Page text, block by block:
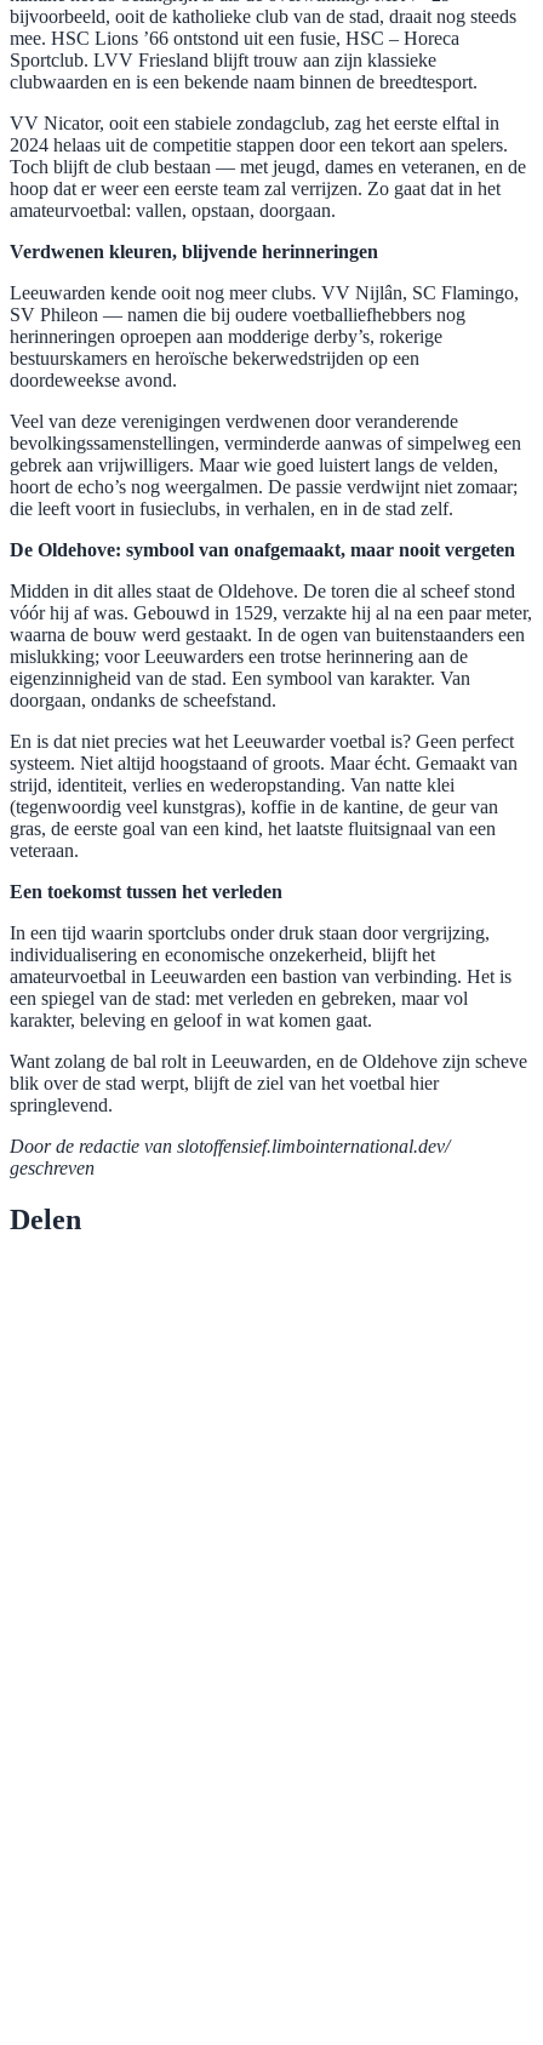
bijvoorbeeld, ooit de katholieke club van de stad, draait nog steeds
mee. HSC Lions ’66 ontstond uit een fusie, HSC – Horeca
Sportclub. LVV Friesland blijft trouw aan zijn klassieke
clubwaarden en is een bekende naam binnen de breedtesport.
VV Nicator, ooit een stabiele zondagclub, zag het eerste elftal in
2024 helaas uit de competitie stappen door een tekort aan spelers.
Toch blijft de club bestaan — met jeugd, dames en veteranen, en de
hoop dat er weer een eerste team zal verrijzen. Zo gaat dat in het
amateurvoetbal: vallen, opstaan, doorgaan.
Verdwenen kleuren, blijvende herinneringen
Leeuwarden kende ooit nog meer clubs. VV Nijlân, SC Flamingo,
SV Phileon — namen die bij oudere voetballiefhebbers nog
herinneringen oproepen aan modderige derby’s, rokerige
bestuurskamers en heroïsche bekerwedstrijden op een
doordeweekse avond.
Veel van deze verenigingen verdwenen door veranderende
bevolkingssamenstellingen, verminderde aanwas of simpelweg een
gebrek aan vrijwilligers. Maar wie goed luistert langs de velden,
hoort de echo’s nog weergalmen. De passie verdwijnt niet zomaar;
die leeft voort in fusieclubs, in verhalen, en in de stad zelf.
De Oldehove: symbool van onafgemaakt, maar nooit vergeten
Midden in dit alles staat de Oldehove. De toren die al scheef stond
vóór hij af was. Gebouwd in 1529, verzakte hij al na een paar meter,
waarna de bouw werd gestaakt. In de ogen van buitenstaanders een
mislukking; voor Leeuwarders een trotse herinnering aan de
eigenzinnigheid van de stad. Een symbool van karakter. Van
doorgaan, ondanks de scheefstand.
En is dat niet precies wat het Leeuwarder voetbal is? Geen perfect
systeem. Niet altijd hoogstaand of groots. Maar écht. Gemaakt van
strijd, identiteit, verlies en wederopstanding. Van natte klei
(tegenwoordig veel kunstgras), koffie in de kantine, de geur van
gras, de eerste goal van een kind, het laatste fluitsignaal van een
veteraan.
Een toekomst tussen het verleden
In een tijd waarin sportclubs onder druk staan door vergrijzing,
individualisering en economische onzekerheid, blijft het
amateurvoetbal in Leeuwarden een bastion van verbinding. Het is
een spiegel van de stad: met verleden en gebreken, maar vol
karakter, beleving en geloof in wat komen gaat.
Want zolang de bal rolt in Leeuwarden, en de Oldehove zijn scheve
blik over de stad werpt, blijft de ziel van het voetbal hier
springlevend.
Door de redactie van slotoffensief.limbointernational.dev/
geschreven
Delen